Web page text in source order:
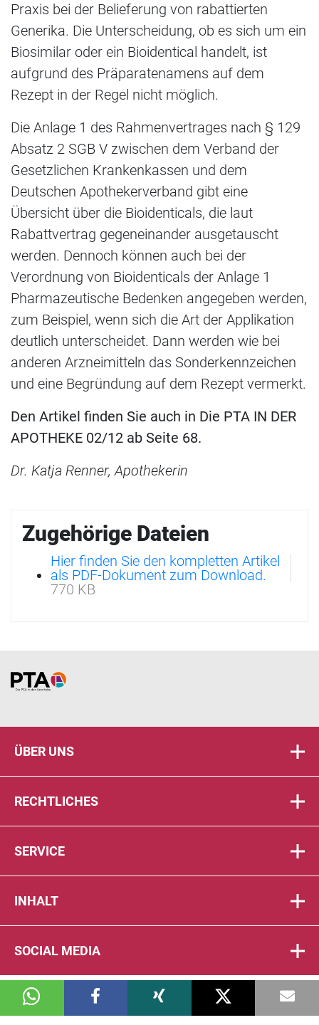
Praxis bei der Belieferung von rabattierten
Generika. Die Unterscheidung, ob es sich um ein
Biosimilar oder ein Bioidentical handelt, ist
aufgrund des Präparatenamens auf dem
Rezept in der Regel nicht möglich.
Die Anlage 1 des Rahmenvertrages nach § 129
Absatz 2 SGB V zwischen dem Verband der
Gesetzlichen Krankenkassen und dem
Deutschen Apothekerverband gibt eine
Übersicht über die Bioidenticals, die laut
Rabattvertrag gegeneinander ausgetauscht
werden. Dennoch können auch bei der
Verordnung von Bioidenticals der Anlage 1
Pharmazeutische Bedenken angegeben werden,
zum Beispiel, wenn sich die Art der Applikation
deutlich unterscheidet. Dann werden wie bei
anderen Arzneimitteln das Sonderkennzeichen
und eine Begründung auf dem Rezept vermerkt.
Den Artikel finden Sie auch in Die PTA IN DER
APOTHEKE 02/12 ab Seite 68.
Dr. Katja Renner, Apothekerin
Zugehörige Dateien
Hier finden Sie den kompletten Artikel
als PDF-Dokument zum Download.
770 KB
Home
ÜBER UNS
RECHTLICHES
SERVICE
INHALT
SOCIAL MEDIA
© 2026 DIE PTA IN DER APOTHEKE